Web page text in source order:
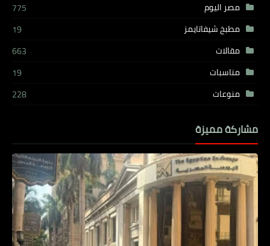
مصر اليوم
775
مطبخ شيفاتايمز
19
مقالات
663
مناسبات
19
منوعات
228
مشاركة مميزة